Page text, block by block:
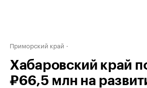
Приморский край
Хабаровский край
₽66,5 млн на